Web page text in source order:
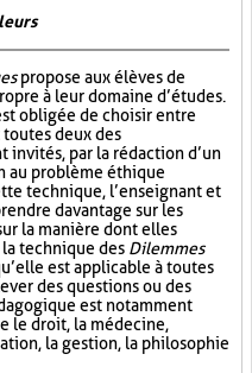
propose aux élèves de
à leur domaine d’études.
obligée de choisir entre
deux des
invités, par la rédaction d’un
au problème éthique
technique, l’enseignant et
davantage sur les
la manière dont elles
technique des Dilemmes
est applicable à toutes
des questions ou des
est notamment
le droit, la médecine,
la gestion, la philosophie